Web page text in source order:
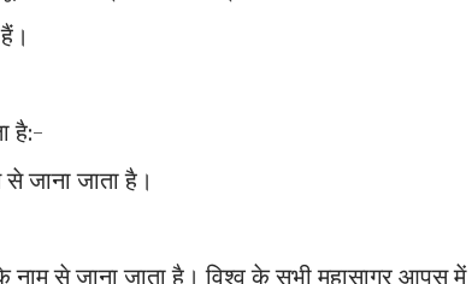
है:-
से जाना जाता है।
नाम से जाना जाता है। विश्व के सभी महासागर आपस में